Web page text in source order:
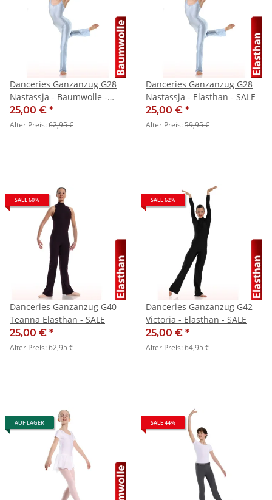
Danceries Ganzanzug G28
Nastassja - Baumwolle -
SALE
25,00 € *
Alter Preis:62,95 €
Danceries Ganzanzug G28
Nastassja - Elasthan - SALE
25,00 € *
Alter Preis:59,95 €
SALE 60%
Danceries Ganzanzug G40
Teanna Elasthan - SALE
25,00 € *
Alter Preis:62,95 €
SALE 62%
Danceries Ganzanzug G42
Victoria - Elasthan - SALE
25,00 € *
Alter Preis:64,95 €
AUF LAGER SALE 44%